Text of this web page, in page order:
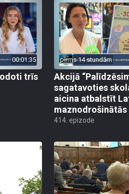
00:01:35
trīs
pirms 14 stundām
Akcijā
sagatavoties
aicina atbalstīt
maznodrošinātās
414. epizode